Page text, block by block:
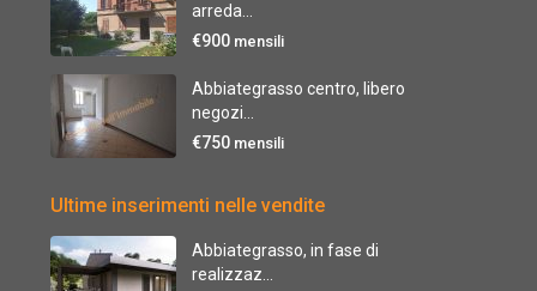
arreda...
€900 mensili
Abbiategrasso centro, libero
negozi...
€750 mensili
Ultime inserimenti nelle vendite
Abbiategrasso, in fase di
realizzaz...